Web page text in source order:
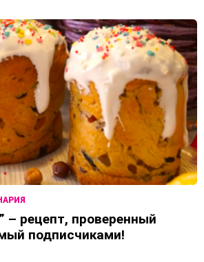
– рецепт, проверенный
подписчиками!